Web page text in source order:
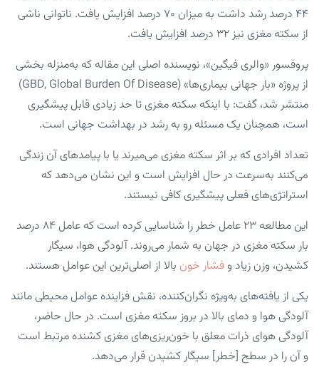
۴۴ درصد رشد داشت به میزان ۷۰ درصد افزایش یافت. ناتوانی ناشی
از سکته مغزی نیز ۳۲ درصد افزایش یافت.
پروفسور «والری فیگین»، نویسنده اصلی این مقاله که به‌منزله بخشی
از پروژه «بار جهانی بیماری‌ها» (GBD, Global Burden Of Disease)
منتشر شد، گفت: با اینکه سکته مغزی تا حد زیادی قابل پیشگیری
است، همچنان یک مسئله رو به رشد در بهداشت جهانی است.
تعداد افرادی که بر اثر سکته مغزی می‌میرند یا با پیامدهای آن زندگی
می‌کنند به‌سرعت در حال افزایش است و این نشان می‌دهد که
استراتژی‌های فعلی پیشگیری کافی نیستند.
این مطالعه ۲۳ عامل خطر را شناسایی کرده است که عامل ۸۴ درصد
بار سکته مغزی در جهان به شمار می‌روند. آلودگی هوا، سیگار
کشیدن، وزن زیاد و فشار خون بالا از اصلی‌ترین این عوامل هستند.
یکی از یافته‌های به‌ویژه نگران‌کننده، نقش فزاینده عوامل محیطی مانند
آلودگی هوا و دمای بالا در بروز سکته مغزی است. در حال حاضر،
آلودگی هوای ذرات معلق با خون‌ریزی‌های مغزی کشنده مرتبط است
و آن را در سطح [خطر] سیگار کشیدن قرار می‌دهد.